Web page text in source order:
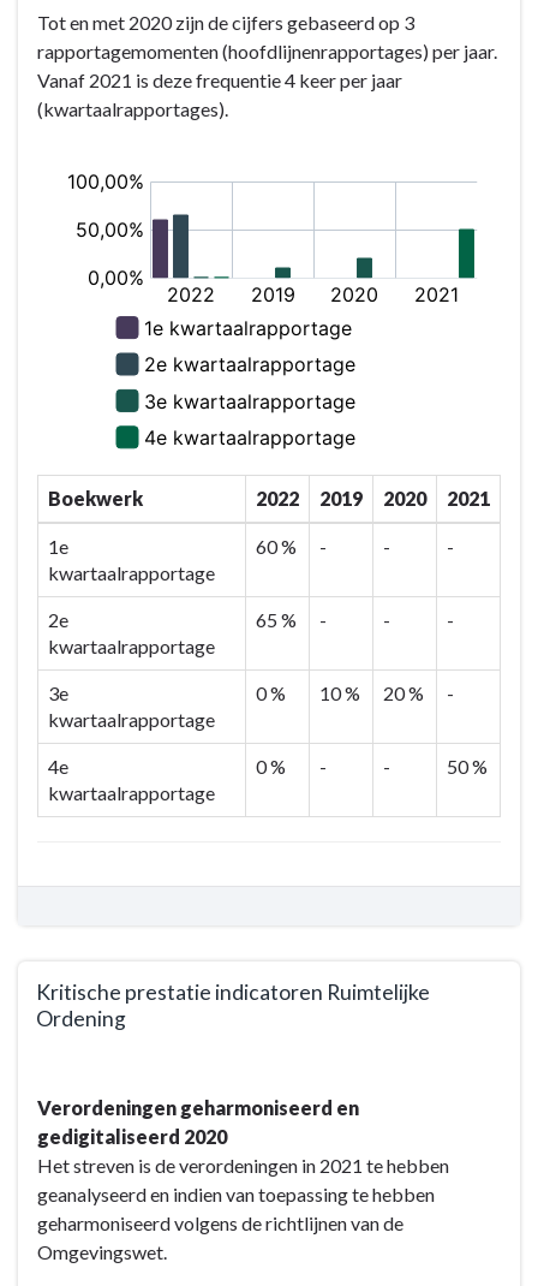
Tot en met 2020 zijn de cijfers gebaseerd op 3
rapportagemomenten (hoofdlijnenrapportages) per jaar.
Vanaf 2021 is deze frequentie 4 keer per jaar
(kwartaalrapportages).
Boekwerk 2022 2019 2020 2021
1e
kwartaalrapportage
60 % - - -
2e
kwartaalrapportage
65 % - - -
3e
kwartaalrapportage
0 % 10 % 20 % -
4e
kwartaalrapportage
0 % - - 50 %
Kritische prestatie indicatoren Ruimtelijke
Ordening
navigatie
Programma
Volkshuisvesting,
Ruimtelijke
Verordeningen geharmoniseerd en
gedigitaliseerd 2020
Het streven is de verordeningen in 2021 te hebben
geanalyseerd en indien van toepassing te hebben
geharmoniseerd volgens de richtlijnen van de
Omgevingswet.